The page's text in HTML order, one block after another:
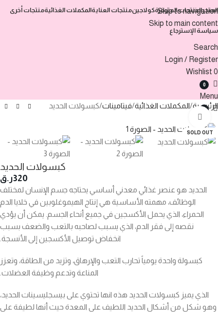
Skip to navigation
Skip to main content
المتجرالمنتجات المتوفرةكولاجينمنتجات العنايةالمكملات الغذائيةمنتجات أخرى
سياسة الإسترجاع
Search
Login / Register
0
Wishlist
0
Menu
0
الرئيسية المكملات الغذائية فيتامينات كبسولات الحديد
SOLD OUT
كبسولات الحديد
320ر.ق
الحديد هو عنصر غذائي معدني أساسي يحتاجه جسم الإنسان لمختلف
الوظائف، مهمته الأساسية هي إنتاج الهيموغلوبين في خلايا الدم
الحمراء، الذي يحمل الأكسجين في جميع أنحاء الجسم. يمكن أن يؤدي
نقصه إلى فقر الدم، الذي يسبب لصاحبه بالتعب والضعف بسبب
انخفاض توصيل الأكسجين إلى الأنسجة.
كبسولة واحدة يومياً تحارب التعب والإرهاق، وتزيد من الطاقة، وتعزز
المناعة وتدعم وظيفة العضلات.
الذي يميز كبسولات الحديد هذه انها تحتوي على بيسجليسينات الحديد،
وهو شكل من أشكال الحديد اللطيف على المعدة حيث أنها لطيفة على